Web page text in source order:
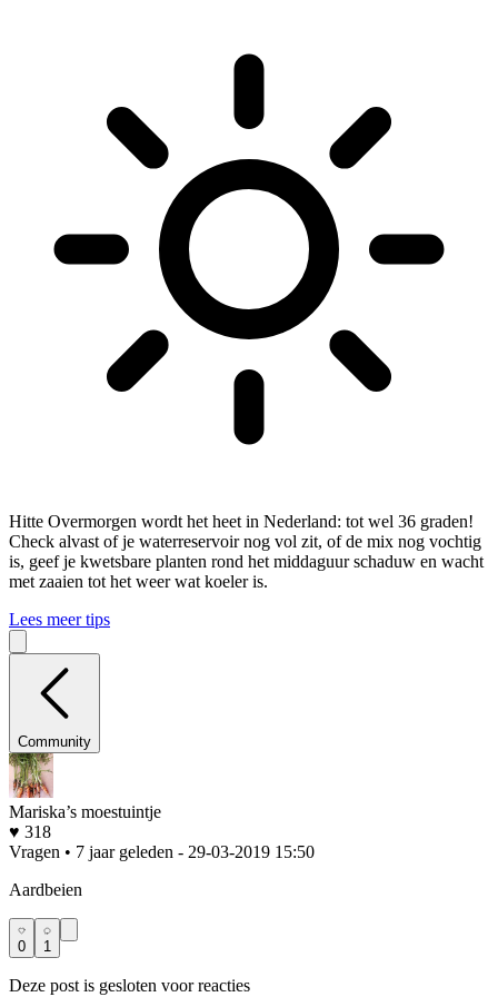
Hitte Overmorgen wordt het heet in Nederland: tot wel 36 graden!
Check alvast of je waterreservoir nog vol zit, of de mix nog vochtig
is, geef je kwetsbare planten rond het middaguur schaduw en wacht
met zaaien tot het weer wat koeler is.
Lees meer tips
Community
Mariska’s moestuintje
♥ 318
Vragen • 7 jaar geleden - 29-03-2019 15:50
Aardbeien
0 1
Deze post is gesloten voor reacties